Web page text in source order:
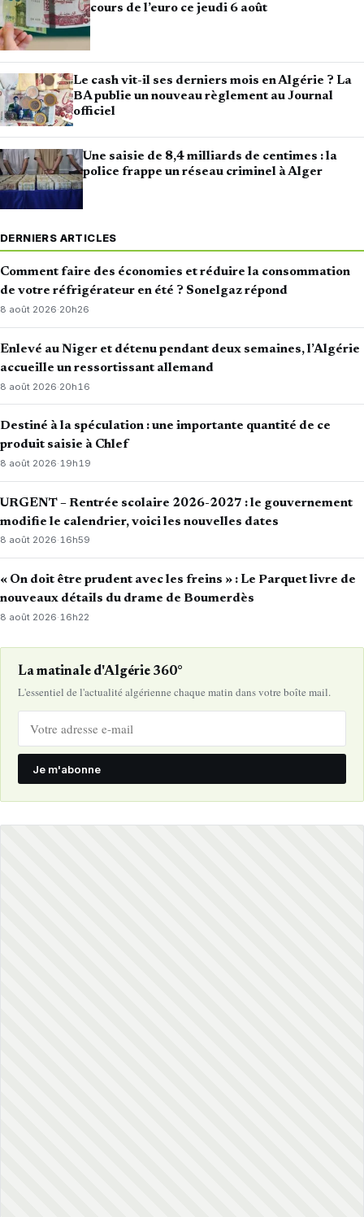
cours de l’euro ce jeudi 6 août
Le cash vit-il ses derniers mois en Algérie ? La
BA publie un nouveau règlement au Journal
officiel
Une saisie de 8,4 milliards de centimes : la
police frappe un réseau criminel à Alger
DERNIERS ARTICLES
Comment faire des économies et réduire la consommation
de votre réfrigérateur en été ? Sonelgaz répond
8 août 2026·20h26
Enlevé au Niger et détenu pendant deux semaines, l’Algérie
accueille un ressortissant allemand
8 août 2026·20h16
Destiné à la spéculation : une importante quantité de ce
produit saisie à Chlef
8 août 2026·19h19
URGENT – Rentrée scolaire 2026-2027 : le gouvernement
modifie le calendrier, voici les nouvelles dates
8 août 2026·16h59
« On doit être prudent avec les freins » : Le Parquet livre de
nouveaux détails du drame de Boumerdès
8 août 2026· 16h22
La matinale d'Algérie 360°
L'essentiel de l'actualité algérienne chaque matin dans votre boîte mail.
Je m'abonne